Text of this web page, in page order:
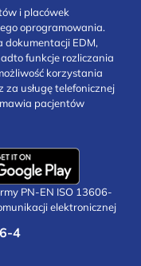
i placówek
oprogramowania.
dokumentacji EDM,
funkcje rozliczania
korzystania
usługę telefonicznej
pacjentów
PN-EN ISO 13606-
elektronicznej
4